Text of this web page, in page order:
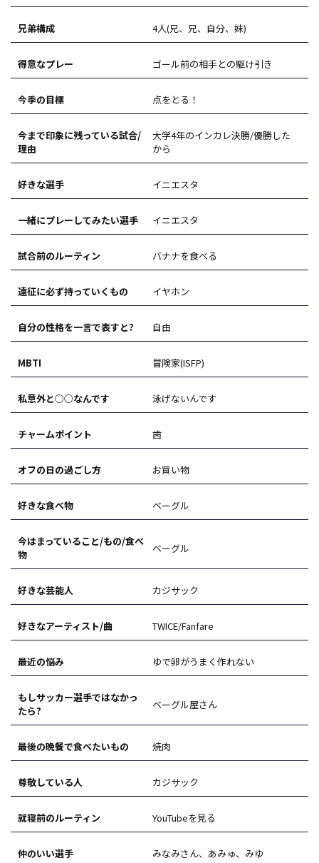
兄弟構成 4人(兄、兄、自分、妹)
得意なプレー ゴール前の相手との駆け引き
今季の目標 点をとる！
今まで印象に残っている試合/
理由
大学4年のインカレ決勝/優勝した
から
好きな選手 イニエスタ
一緒にプレーしてみたい選手 イニエスタ
試合前のルーティン バナナを食べる
遠征に必ず持っていくもの イヤホン
自分の性格を一言で表すと? 自由
MBTI 冒険家(ISFP)
私意外と○○なんです 泳げないんです
チャームポイント 歯
オフの日の過ごし方 お買い物
好きな食べ物 ベーグル
今はまっていること/もの/食べ
物
ベーグル
好きな芸能人 カジサック
好きなアーティスト/曲 TWICE/Fanfare
最近の悩み ゆで卵がうまく作れない
もしサッカー選手ではなかっ
たら?
ベーグル屋さん
最後の晩餐で食べたいもの 焼肉
尊敬している人 カジサック
就寝前のルーティン YouTubeを見る
仲のいい選手 みなみさん、あみゅ、みゆ